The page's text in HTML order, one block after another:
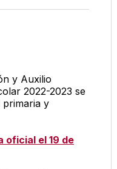
TwitterFacebook
LinkedIn
Email
y Auxilio
2022-2023 se
y
oficial el 19 de